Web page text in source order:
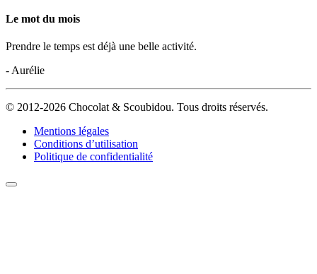
Le mot du mois
Prendre le temps est déjà une belle activité.
- Aurélie
© 2012-2026 Chocolat & Scoubidou. Tous droits réservés.
Mentions légales
Conditions d’utilisation
Politique de confidentialité